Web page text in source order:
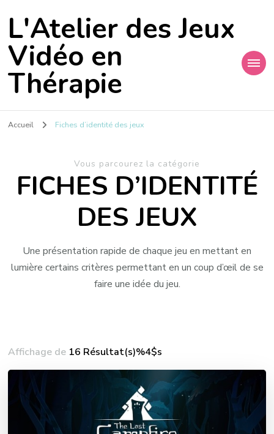
L'Atelier des Jeux
Vidéo en
Thérapie
Accueil Fiches d’identité des jeux
Vous parcourez la catégorie
FICHES D’IDENTITÉ
DES JEUX
Une présentation rapide de chaque jeu en mettant en
lumière certains critères permettant en un coup d’œil de se
faire une idée du jeu.
Affichage de 16 Résultat(s)%4$s